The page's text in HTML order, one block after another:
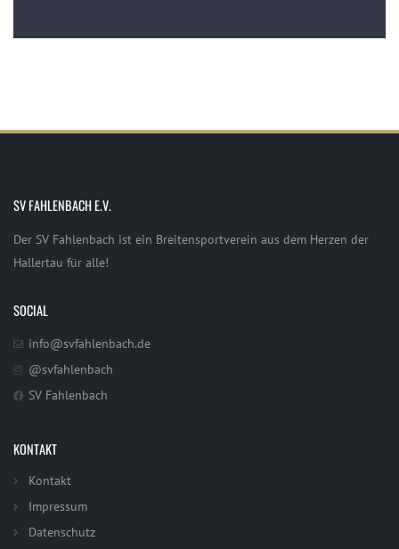
SV FAHLENBACH E.V.
Der SV Fahlenbach ist ein Breitensportverein aus dem Herzen der
Hallertau für alle!
SOCIAL
info@svfahlenbach.de
@svfahlenbach
SV Fahlenbach
KONTAKT
Kontakt
Impressum
Datenschutz